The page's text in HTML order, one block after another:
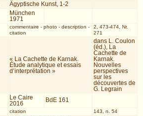
Ägyptische Kunst, 1-2
München
1971
commentaire - photo- description -
citation
2, 473-474, Nr.
271
« La Cachette de Karnak.
Étude analytique et essais
d’interprétation »
dans L. Coulon
(éd.), La
Cachette de
Karnak.
Nouvelles
perspectives
sur les
découvertes de
G. Legrain
Le Caire
2016
BdE 161
citation 143, n. 54